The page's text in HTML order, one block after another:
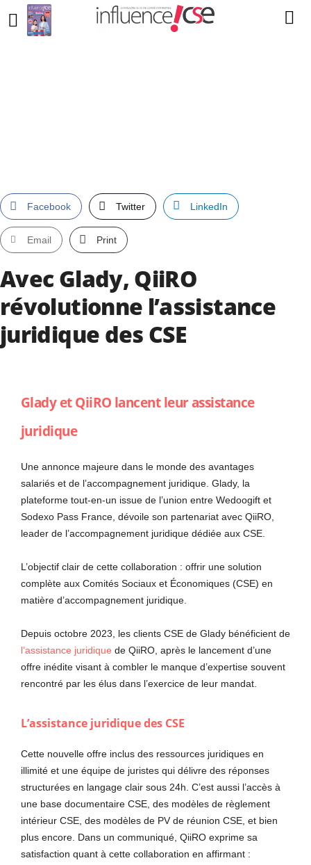
Facebook Twitter LinkedIn
Email Print
Avec Glady, QiiRO
révolutionne l’assistance
juridique des CSE
Gladyet QiiRO lancent leur assistance
juridique
Une annonce majeure dans le monde des avantages
salariés et de l’accompagnement juridique. Glady, la
plateforme tout-en-un issue de l’union entre Wedoogift et
Sodexo Pass France, dévoile son partenariat avec QiiRO,
leader de l’accompagnement juridique dédiée aux CSE.
L’objectif clair de cette collaboration : offrir une solution
complète aux Comités Sociaux et Économiques (CSE) en
matière d’accompagnement juridique.
Depuis octobre 2023, les clients CSE de Glady bénéficient de
l’assistance juridique de QiiRO, après le lancement d’une
offre inédite visant à combler le manque d’expertise souvent
rencontré par les élus dans l’exercice de leur mandat.
L’assistance juridique des CSE
Cette nouvelle offre inclus des ressources juridiques en
illimité et une équipe de juristes qui délivre des réponses
structurées en langage clair sous 24h. C’est aussi l’accès à
une base documentaire CSE, des modèles de règlement
intérieur CSE, des modèles de PV de réunion CSE, et bien
plus encore. Dans un communiqué, QiiRO exprime sa
satisfaction quant à cette collaboration en affirmant :